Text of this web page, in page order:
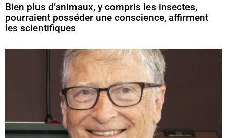
Bien plus d’animaux, y compris les insectes,
pourraient posséder une conscience, affirment
les scientifiques